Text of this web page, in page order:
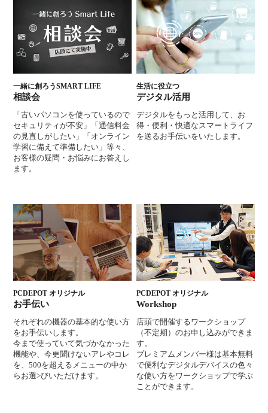
一緒に創ろうSMART LIFE
相談会
「古いパソコンを使っているので
セキュリティが不安」「通信料金
の見直しがしたい」「オンライン
学習に備えて準備したい」等々、
お客様の疑問・お悩みにお答えし
ます。
生活に役立つ
デジタル活用
デジタルをもっと活用して、お
得・便利・快適なスマートライフ
を送るお手伝いをいたします。
PCDEPOT オリジナル
お手伝い
それぞれの機器の基本的な使い方
をお手伝いします。
今まで使っていて気づかなかった
機能や、今更聞けないアレやコレ
を、500を超えるメニューの中か
らお選>びいただけます。
PCDEPOT オリジナル
Workshop
店頭で開催するワークショップ
（不定期）のお申し込みができま
す。
プレミアムメンバー様は基本無料
で便利なデジタルデバイスの色々
な使い方をワークショップで学ぶ
ことができます。